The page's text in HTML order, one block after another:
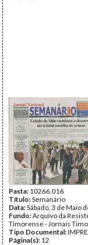
Pasta: 10266.016
Título:Semanário
Data:Sábado, 3 de Maio
Fundo:Arquivo da
Timorense - Jornais
Tipo Documental:
Página(s): 12